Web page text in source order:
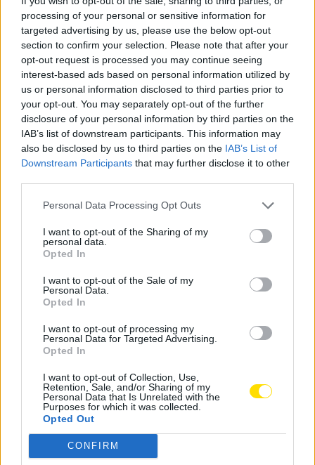
processing of your personal or sensitive information for
targeted advertising by us, please use the below opt-out
section to confirm your selection. Please note that after your
opt-out request is processed you may continue seeing
interest-based ads based on personal information utilized by
us or personal information disclosed to third parties prior to
your opt-out. You may separately opt-out of the further
disclosure of your personal information by third parties on the
IAB’s list of downstream participants. This information may
also be disclosed by us to third parties on the IAB’s List of
Downstream Participants that may further disclose it to other
Personal Data Processing Opt Outs
I want to opt-out of the Sharing of my
personal data.
Opted In
I want to opt-out of the Sale of my
Personal Data.
Opted In
I want to opt-out of processing my
Personal Data for Targeted Advertising.
Opted In
I want to opt-out of Collection, Use,
Retention, Sale, and/or Sharing of my
Personal Data that Is Unrelated with the
Purposes for which it was collected.
Opted Out
CONFIRM
foram segmentadas em seis grandes áreas de
interesse – Saboreie, Crie, Relaxe, Desafie-se,
Palmilhe e Apaixone-se.
A Primeira Secretária Intermunicipal da CIM do Ave,
Marta Coutada, em representação do Consórcio
Minho Inovação, frisou que «desafiamos os nossos
municípios a criar experiências diferenciadoras que já
foram testadas em cada um dos municípios. A decisão
de reunir as experiências culminou na criação de um
mais facilidade, e dessa forma promover o nosso
território».
Mónica Montenegro, diretora executiva do IPDT –
Turismo, entidade responsável pela execução do
projeto, mencionou que o projeto foi montado para
propostas turísticas para os visitantes»
Promoção Transversal do Minho Tourism Design
Experience» do PROVERE Minho Inovação
(cofinanciado pelo NORTE 2020) e prevê uma
abordagem agregadora das experiências turísticas
desenvolvidas pelos municípios abrangidos pelo